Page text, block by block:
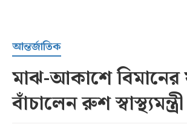
সর্বশেষ
আন্তর্জাতিক
মাঝ-আকাশে বিমানের
বাঁচালেন রুশ স্বাস্থ্যমন্ত্রী